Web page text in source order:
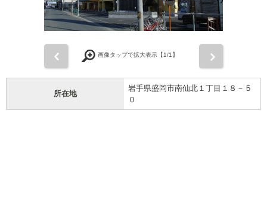
画像タップで拡大表示【1/1】
所在地
岩手県盛岡市南仙北１丁目１８－５
０